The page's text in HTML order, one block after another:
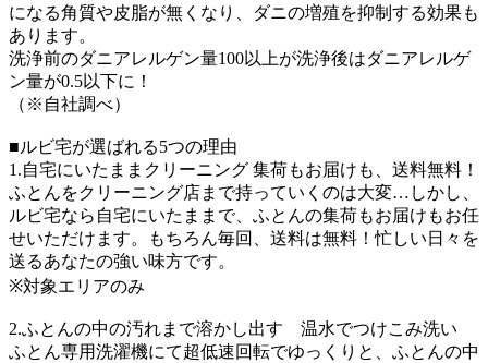
になる角質や皮脂が無くなり、ダニの増殖を抑制する効果も
あります。
洗浄前のダニアレルゲン量100以上が洗浄後はダニアレルゲ
ン量が0.5以下に！
（※自社調べ）
■ルビ宅が選ばれる5つの理由
1.自宅にいたままクリーニング 集荷もお届けも、送料無料！
ふとんをクリーニング店まで持っていくのは大変…しかし、
ルビ宅なら自宅にいたままで、ふとんの集荷もお届けもお任
せいただけます。もちろん毎回、送料は無料！忙しい日々を
送るあなたの強い味方です。
※対象エリアのみ
2.ふとんの中の汚れまで溶かし出す 温水でつけこみ洗い
ふとん専用洗濯機にて超低速回転でゆっくりと、ふとんの中